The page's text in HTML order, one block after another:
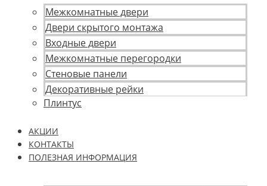
Межкомнатные двери
Двери скрытого монтажа
Входные двери
Межкомнатные перегородки
Стеновые панели
Декоративные рейки
Плинтус
АКЦИИ
КОНТАКТЫ
ПОЛЕЗНАЯ ИНФОРМАЦИЯ